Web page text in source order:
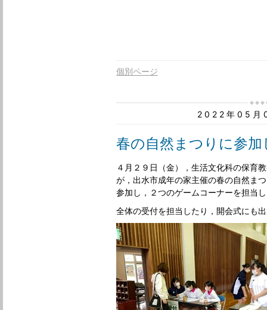
個別ページ
2022年05月
春の自然まつりに参
４月２９日（金），生活文化科の保育
が，出水市成年の家主催の春の自然ま
参加し，２つのゲームコーナーを担当
全体の受付を担当したり，開会式にも